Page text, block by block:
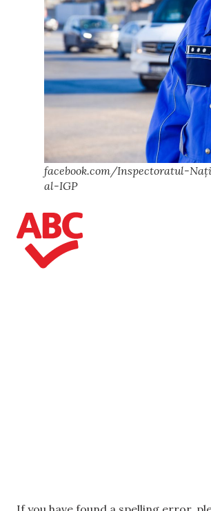
facebook.com/Inspectoratul-
al-IGP